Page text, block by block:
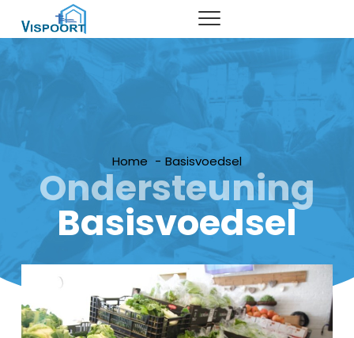
home
basisvoedsel
inloophuis
actueel
over vispoort
locaties
samenwerking / partners
contact
meld je aan
Home Basisvoedsel
Ondersteuning
Basisvoedsel